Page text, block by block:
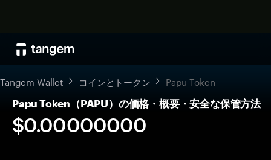
Tangem Wallet コインとトークン Papu Token
Papu Token（PAPU）の価格・概要・安全な保管方法
$0.00000000